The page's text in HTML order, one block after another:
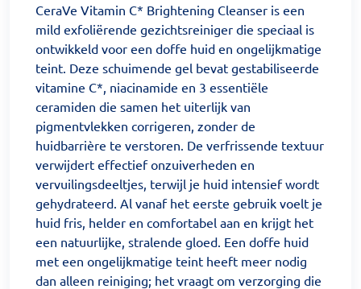
CeraVe Vitamin C* Brightening Cleanser is een
mild exfoliërende gezichtsreiniger die speciaal is
ontwikkeld voor een doffe huid en ongelijkmatige
teint. Deze schuimende gel bevat gestabiliseerde
vitamine C*, niacinamide en 3 essentiële
ceramiden die samen het uiterlijk van
pigmentvlekken corrigeren, zonder de
huidbarrière te verstoren. De verfrissende textuur
verwijdert effectief onzuiverheden en
vervuilingsdeeltjes, terwijl je huid intensief wordt
gehydrateerd. Al vanaf het eerste gebruik voelt je
huid fris, helder en comfortabel aan en krijgt het
een natuurlijke, stralende gloed. Een doffe huid
met een ongelijkmatige teint heeft meer nodig
dan alleen reiniging; het vraagt om verzorging die